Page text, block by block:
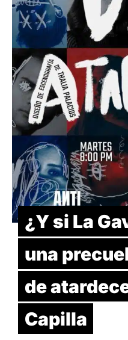
¿Y si La
una
de
Capilla